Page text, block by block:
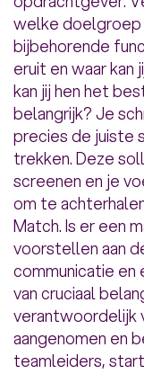
welke doelgroep
bijbehorende
eruit en waar
kan jij hen het
belangrijk? Je
precies de juiste
trekken. Deze
screenen en je
om te
Match. Is er een
voorstellen aan
communicatie
van cruciaal
verantwoordelijk
aangenomen en
teamleiders,